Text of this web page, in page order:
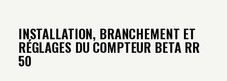
INSTALLATION, BRANCHEMENT ET
RÉGLAGES DU COMPTEUR BETA RR
50